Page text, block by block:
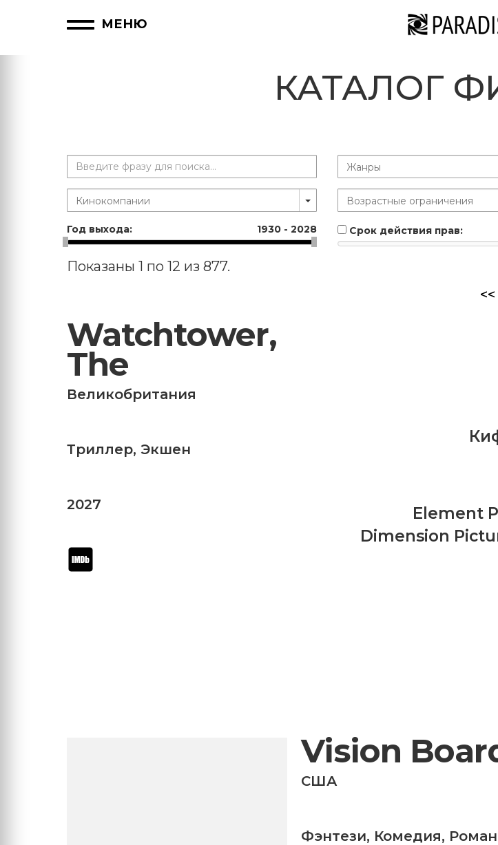
МЕНЮ
КАТАЛОГ
Год выхода: 1930 -2028 Срок действия прав:
Показаны 1 по 12 из 877.
<<
Watchtower,
The
Великобритания
Триллер, Экшен
2027 Element
Dimension
Vision
США
Фэнтези, Комедия,